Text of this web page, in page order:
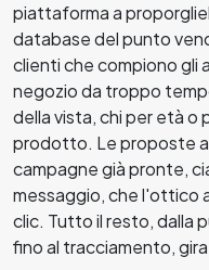
piattaforma a
database del punto
clienti che compiono gli
negozio da troppo
della vista, chi per età o
prodotto. Le proposte
campagne già pronte,
messaggio, che l'ottico
clic. Tutto il resto, dalla
fino al tracciamento,